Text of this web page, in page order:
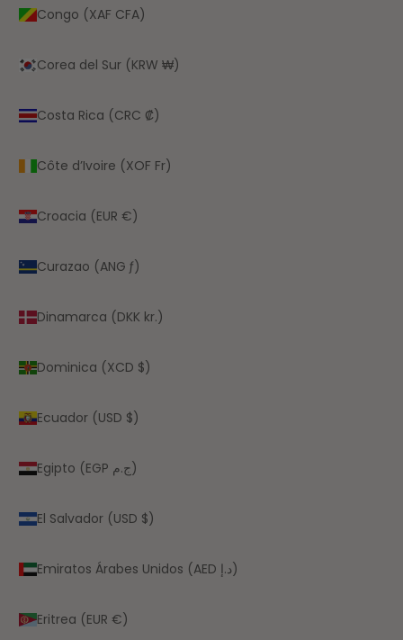
Congo (XAF CFA)
Corea del Sur (KRW ₩)
Costa Rica (CRC ₡)
Côte d’Ivoire (XOF Fr)
Croacia (EUR €)
Curazao (ANG ƒ)
Dinamarca (DKK kr.)
Dominica (XCD $)
Ecuador (USD $)
Egipto (EGP ج.م)
El Salvador (USD $)
Emiratos Árabes Unidos (AED د.إ)
Eritrea (EUR €)